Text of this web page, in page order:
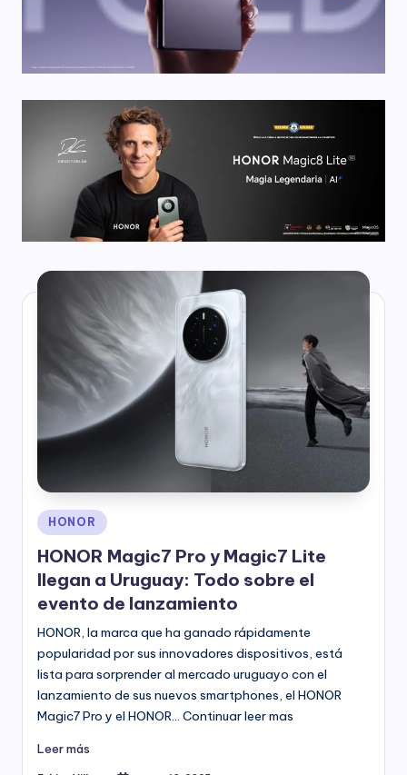
Publicado
en
HONOR
HONOR Magic7 Pro y Magic7 Lite
llegan a Uruguay: Todo sobre el
evento de lanzamiento
HONOR, la marca que ha ganado rápidamente
popularidad por sus innovadores dispositivos, está
lista para sorprender al mercado uruguayo con el
lanzamiento de sus nuevos smartphones, el HONOR
Magic7 Pro y el HONOR… Continuar leer mas
Leer más